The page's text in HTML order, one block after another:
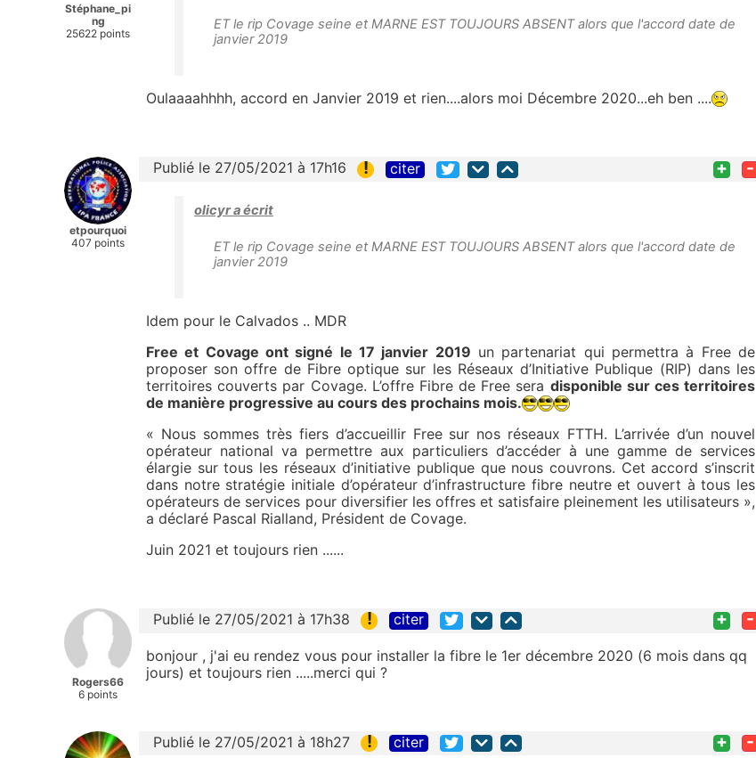
Stéphane_pi
ng
25622 points
ET le rip Covage seine et MARNE EST TOUJOURS ABSENT alors que l'accord date de
janvier 2019
Oulaaaahhhh, accord en Janvier 2019 et rien....alors moi Décembre 2020...eh ben ....
etpourquoi
407 points
Publié le 27/05/2021 à 17h16 ! citer + -
olicyr a écrit
ET le rip Covage seine et MARNE EST TOUJOURS ABSENT alors que l'accord date de
janvier 2019
Idem pour le Calvados .. MDR
Free et Covage ont signé le 17 janvier 2019 un partenariat qui permettra à Free de
proposer son offre de Fibre optique sur les Réseaux d’Initiative Publique (RIP) dans les
territoires couverts par Covage. L’offre Fibre de Free sera disponible sur ces territoires
de manière progressive au cours des prochains mois.
« Nous sommes très fiers d’accueillir Free sur nos réseaux FTTH. L’arrivée d’un nouvel
opérateur national va permettre aux particuliers d’accéder à une gamme de services
élargie sur tous les réseaux d’initiative publique que nous couvrons. Cet accord s’inscrit
dans notre stratégie initiale d’opérateur d’infrastructure fibre neutre et ouvert à tous les
opérateurs de services pour diversifier les offres et satisfaire pleinement les utilisateurs »,
a déclaré Pascal Rialland, Président de Covage.
Juin 2021 et toujours rien ......
Rogers66
6 points
Publié le 27/05/2021 à 17h38 ! citer + -
bonjour , j'ai eu rendez vous pour installer la fibre le 1er décembre 2020 (6 mois dans qq
jours) et toujours rien .....merci qui ?
Publié le 27/05/2021 à 18h27 ! citer + -